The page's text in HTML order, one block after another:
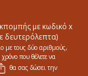
με κωδικό x
δευτερόλεπτα)
με τους δύο αριθμούς,
που θέλετε να
θα σας δώσει την